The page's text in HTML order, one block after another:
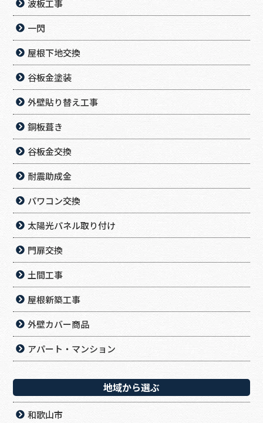
波板工事
一閃
屋根下地交換
谷板金塗装
外壁貼り替え工事
銅板葺き
谷板金交換
耐震助成金
パワコン交換
太陽光パネル取り付け
門扉交換
土間工事
屋根新築工事
外壁カバー商品
アパート・マンション
地域から選ぶ
和歌山市